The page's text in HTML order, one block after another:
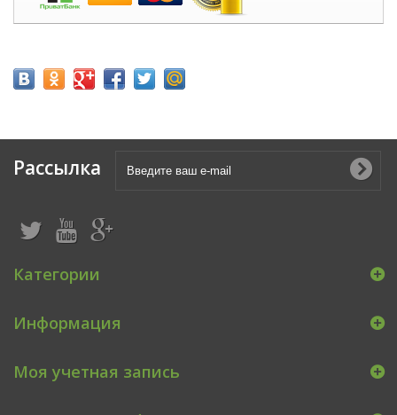
Рассылка
Категории
Информация
Моя учетная запись